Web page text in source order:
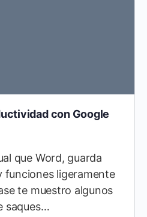
con Google
que Word, guarda
funciones ligeramente
te muestro algunos
saques…